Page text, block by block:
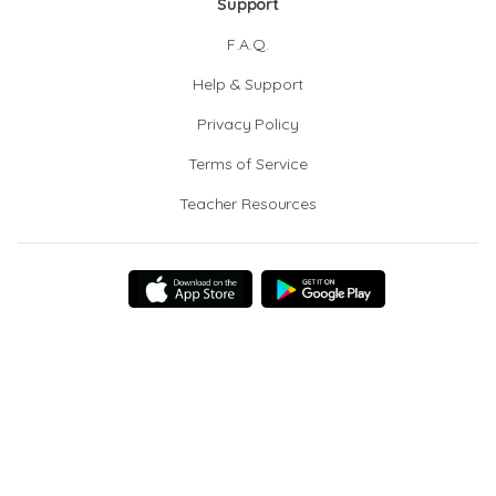
Support
F.A.Q.
Help & Support
Privacy Policy
Terms of Service
Teacher Resources